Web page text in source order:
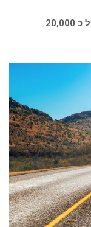
7. במהלך היום, הדם שלכם עושה מרחק של כ 20,000